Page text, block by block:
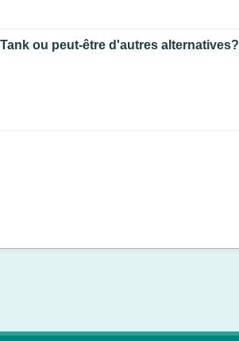
ou peut-être d'autres alternatives?